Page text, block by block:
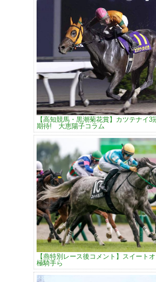
【高知競馬・黒潮菊花賞】カツテナイ3
期待! 大恵陽子コラム
【燕特別レース後コメント】スイート
極騎手ら